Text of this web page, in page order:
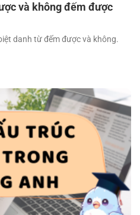
và không đếm được
danh từ đếm được và không.